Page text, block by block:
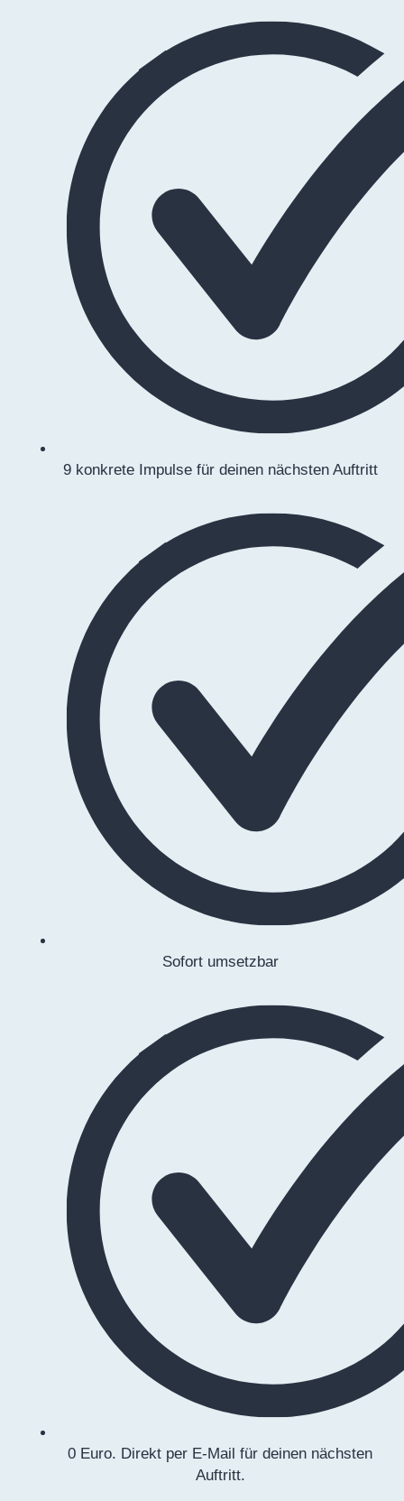
9 konkrete Impulse für deinen nächsten Auftritt
Sofort umsetzbar
0 Euro. Direkt per E-Mail für deinen nächsten
Auftritt.